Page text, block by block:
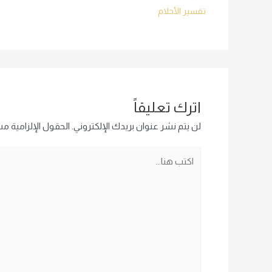
تفسير الأحلام
اترك تعليقاً
لن يتم نشر عنوان بريدك الإلكتروني. الحقول الإلزامية
هنا...